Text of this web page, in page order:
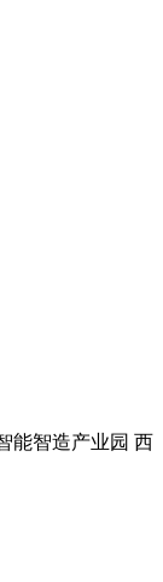
能智造产业园 西